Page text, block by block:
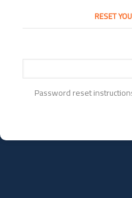
RESET
Password reset